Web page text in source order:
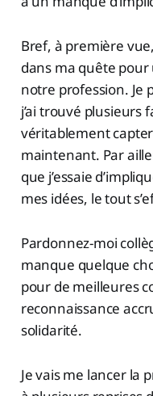
Bref, à première
dans ma quête
notre profession. Je
j’ai trouvé plusieurs
véritablement capter
maintenant. Par
que j’essaie
mes idées, le tout
Pardonnez-moi
manque quelque
pour de meilleures
reconnaissance
solidarité.
Je vais me lancer la